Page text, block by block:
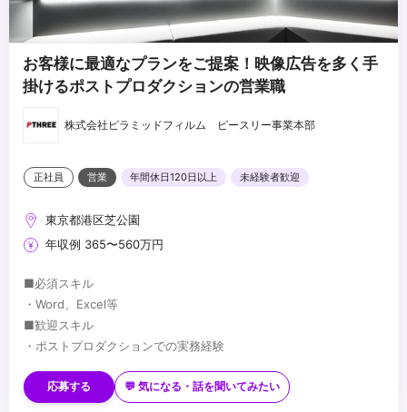
・相手のことを思いやったコミュニケーション能力がある方
・事業全体を理解しようとする姿勢がある方
お客様に最適なプランをご提案！映像広告を多く手
掛けるポストプロダクションの営業職
株式会社ピラミッドフィルム ピースリー事業本部
正社員 営業 年間休日120日以上 未経験者歓迎
東京都港区芝公園
年収例 365〜560万円
■必須スキル
・Word、Excel等
■歓迎スキル
・ポストプロダクションでの実務経験
・状況に応じた柔軟な対応力に優れた方
応募する 💬 気になる・話を聞いてみたい